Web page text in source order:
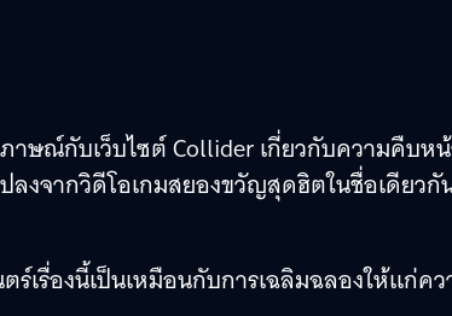
าษณ์กับเว็บไซต์ Collider เกี่ยวกับความคืบหน้
งจากวิดีโอเกมสยองขวัญสุดฮิตในชื่อเดียวกั
ร์เรื่องนี้เป็นเหมือนกับการเฉลิมฉลองให้แก่